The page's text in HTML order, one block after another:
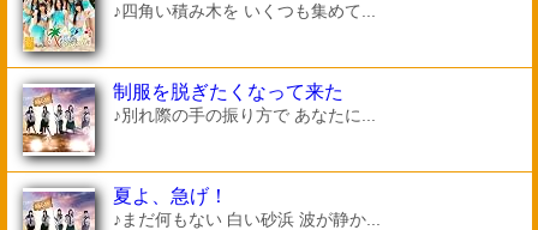
♪四角い積み木を いくつも集めて...
制服を脱ぎたくなって来た
♪別れ際の手の振り方で あなたに...
夏よ、急げ！
♪まだ何もない 白い砂浜 波が静か...